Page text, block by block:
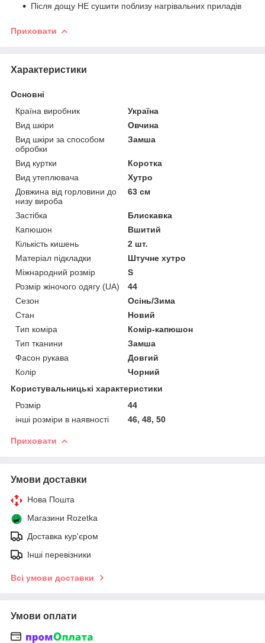
Після дощу НЕ сушити поблизу нагрівальних приладів
Приховати
Характеристики
Основні
Країна виробник
Україна
Вид шкіри
Овчина
Вид шкіри за способом
обробки
Замша
Вид куртки
Коротка
Вид утеплювача
Хутро
Довжина від горловини до
низу вироба
63 см
Застібка
Блискавка
Капюшон
Вшитий
Кількість кишень
2 шт.
Матеріал підкладки
Штучне хутро
Міжнародний розмір
S
Розмір жіночого одягу (UA)
44
Сезон
Осінь/Зима
Стан
Новий
Тип коміра
Комір-капюшон
Тип тканини
Замша
Фасон рукава
Довгий
Колір
Чорний
Користувальницькі характеристики
Розмір
44
інші розміри в наявності
46, 48, 50
Приховати
Умови доставки
Нова Пошта
Магазини Rozetka
Доставка кур'єром
Інші перевізники
Всі умови доставки
Умови оплати